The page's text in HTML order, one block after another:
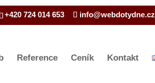
+420 724 014 653 info@webdotydne.cz
Reference Ceník Kontakt